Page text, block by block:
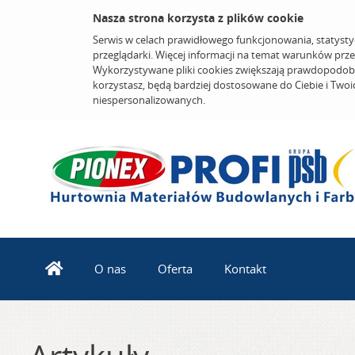
Nasza strona korzysta z plików cookie
Serwis w celach prawidłowego funkcjonowania,
przeglądarki. Więcej informacji na temat warunków
Wykorzystywane pliki cookies zwiększają
korzystasz, będą bardziej dostosowane do Ciebie i
niespersonalizowanych.
O nas Oferta Kontakt